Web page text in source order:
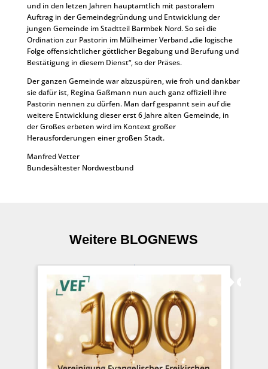
und in den letzen Jahren hauptamtlich mit pastoralem
Auftrag in der Gemeindegründung und Entwicklung der
jungen Gemeinde im Stadtteil Barmbek Nord. So sei die
Ordination zur Pastorin im Mülheimer Verband „die logische
Folge offensichtlicher göttlicher Begabung und Berufung und
Bestätigung in diesem Dienst“, so der Präses.
Der ganzen Gemeinde war abzuspüren, wie froh und dankbar
sie dafür ist, Regina Gaßmann nun auch ganz offiziell ihre
Pastorin nennen zu dürfen. Man darf gespannt sein auf die
weitere Entwicklung dieser erst 6 Jahre alten Gemeinde, in
der Großes erbeten wird im Kontext großer
Herausforderungen einer großen Stadt.
Manfred Vetter
Bundesältester Nordwestbund
Weitere BLOGNEWS